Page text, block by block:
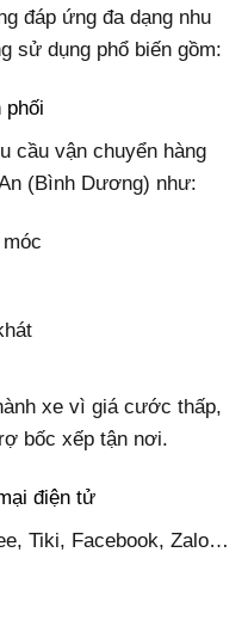
đáp ứng đa dạng nhu
sử dụng phổ biến gồm:
phối
cầu vận chuyển hàng
(Bình Dương) như:
xe vì giá cước thấp,
bốc xếp tận nơi.
điện tử
Tiki, Facebook, Zalo…